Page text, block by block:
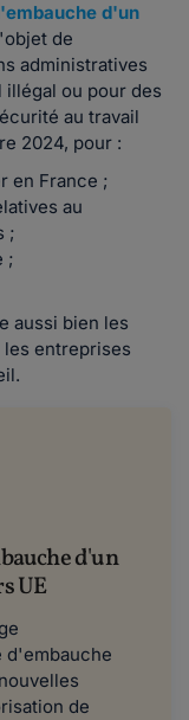
d'un
de
administratives
ou pour des
au travail
2024, pour :
en France ;
au
;
;
aussi bien les
entreprises
d'un
UE
d'embauche
de